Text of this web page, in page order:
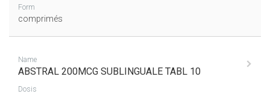
Form
comprimés
Name
ABSTRAL 200MCG SUBLINGUALE TABL 10
Dosis